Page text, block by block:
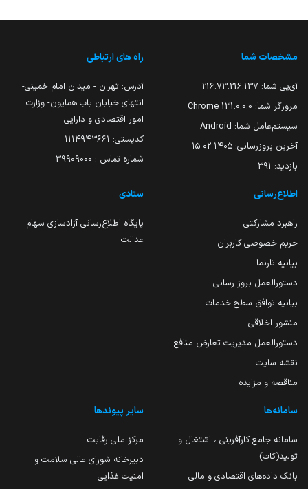
مشخصات شما
آی‌پی شما: 216.73.216.137
مرورگر شما: 131.0.0.0 Chrome
سیستم‌عامل شما: Android
آخرین بروزرسانی: ۱۴۰۵-۰۲-۱۵
بازدید: 391
راه های ارتباطی
آدرس: تهران - میدان امام خمینی-
انتهای خیابان باب همایون- وزارت
امور اقتصادی و دارایی
کدپستی: ۱۱۱۴۹۴۳۶۶۱
شماره تماس : 39909000
اطلاع‌رسانی
راهبرد مشارکتی
حریم خصوصی کاربران
بیانیه تارنما
دستورالعمل بروز رسانی
بیانیه توافق سطح خدمات
منشور اخلاقی
دستورالعمل مدیریت تعارض منافع
نقشه سایت
مناقصه و مزایده
ستادی
پایگاه اطلاع‌رسانی آزادسازی سهام
عدالت
سامانه‌ها
سامانه جامع کارآفرینی ، اشتغال و
تولید(کات)
بانک داده‌های اقتصادی و مالی
سایر پیوندها
مرکز ملی رقابت
دبیرخانه شورای عالی سلامت و
امنیت غذایی